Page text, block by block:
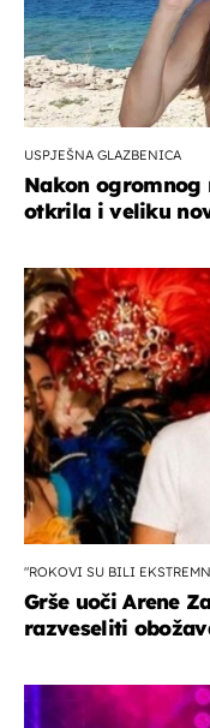
USPJEŠNA GLAZBENICA
Nakon ogromnog
otkrila i veliku
"ROKOVI SU BILI
Grše uoči Arene
razveseliti